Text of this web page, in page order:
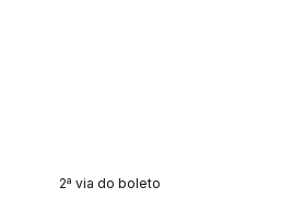
2ª via do boleto